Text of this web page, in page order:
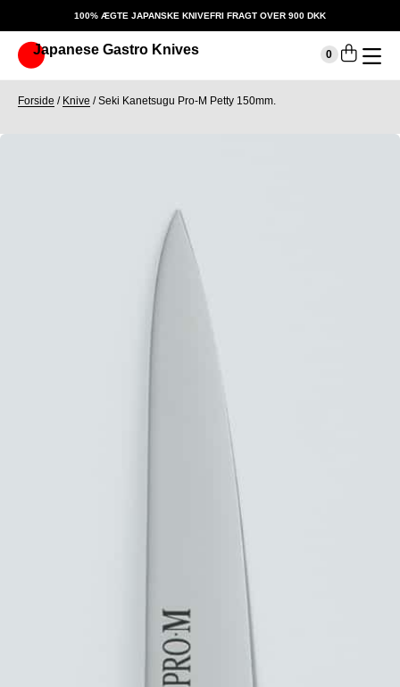
100% ÆGTE JAPANSKE KNIVEFRI FRAGT OVER 900 DKK
Japanese Gastro Knives 0
Indkøbskurv
Din kurv er tom.
Forside / Knive /Seki Kanetsugu Pro-M Petty 150mm.